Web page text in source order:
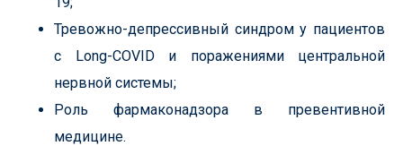
Тревожно-депрессивный синдром у пациентов
с Long-COVID и поражениями центральной
нервной системы;
Роль фармаконадзора в превентивной
медицине.